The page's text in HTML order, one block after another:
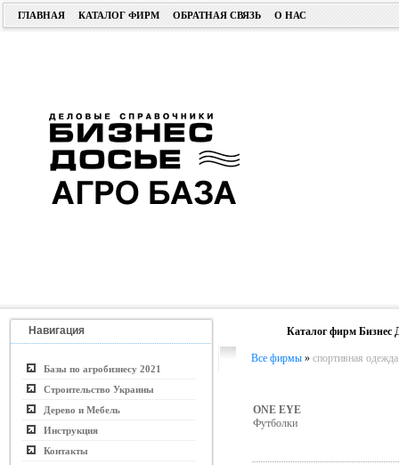
ГЛАВНАЯ КАТАЛОГ ФИРМ ОБРАТНАЯ СВЯЗЬ О НАС
Навигация
Базы по агробизнесу 2021
Строительство Украины
Дерево и Мебель
Инструкция
Контакты
Каталог фирм Бизнес
Все фирмы » спортивная
ONE EYE
Футболки